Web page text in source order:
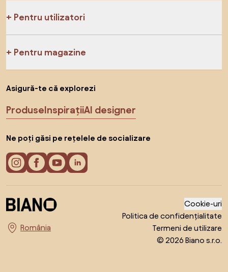
Pentru utilizatori
Pentru magazine
Asigură-te că explorezi
ProduseInspirațiiAI designer
Ne poți găsi pe rețelele de socializare
Alege țara
Cookie-uri
Politica de confidențialitate
Termeni de utilizare
© 2026 Biano s.r.o.